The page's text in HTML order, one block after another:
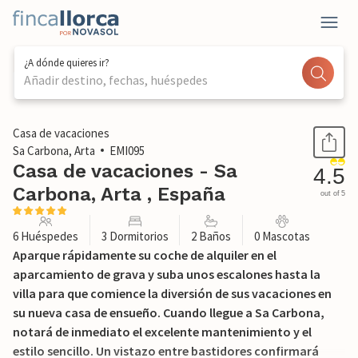
¿A dónde quieres ir?
Añadir destino, fechas, huéspedes
1 / 57
Casa de vacaciones
Sa Carbona, Arta
EMI095
Casa de vacaciones - Sa
Carbona, Arta , España
4.5
out of 5
6 Huéspedes 3 Dormitorios 2 Baños 0 Mascotas
Aparque rápidamente su coche de alquiler en el
aparcamiento de grava y suba unos escalones hasta la
villa para que comience la diversión de sus vacaciones en
su nueva casa de ensueño. Cuando llegue a Sa Carbona,
notará de inmediato el excelente mantenimiento y el
estilo sencillo. Un vistazo entre bastidores confirmará